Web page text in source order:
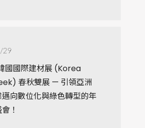
29
國國際建材展 (Korea
春秋雙展 — 引領亞洲
向數位化與綠色轉型的年
！